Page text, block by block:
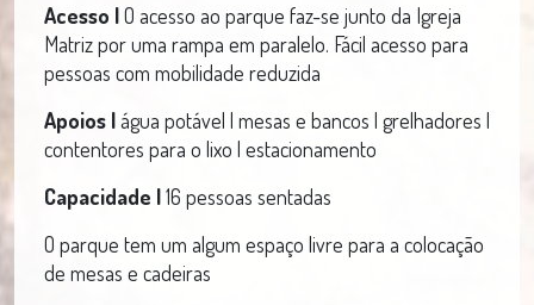
Acesso |O acesso ao parque faz-se junto da Igreja
Matriz por uma rampa em paralelo. Fácil acesso para
pessoas com mobilidade reduzida
Apoios |água potável | mesas e bancos | grelhadores |
contentores para o lixo | estacionamento
Capacidade |16 pessoas sentadas
O parque tem um algum espaço livre para a colocação
de mesas e cadeiras